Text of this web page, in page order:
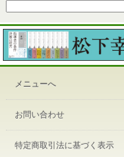
メニューへ
お問い合わせ
特定商取引法に基づく表示